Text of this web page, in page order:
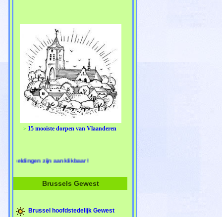
> 15 mooiste dorpen van Vlaanderen
aanklikbaar!
Brussels Gewest
Brussel hoofdstedelijk Gewest